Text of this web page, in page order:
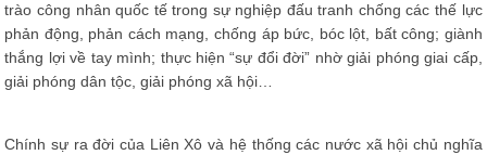
trào công nhân quốc tế trong sự nghiệp đấu tranh chống các thế lực
phản động, phản cách mạng, chống áp bức, bóc lột, bất công; giành
thắng lợi về tay mình; thực hiện “sự đổi đời” nhờ giải phóng giai cấp,
giải phóng dân tộc, giải phóng xã hội…
Chính sự ra đời của Liên Xô và hệ thống các nước xã hội chủ nghĩa